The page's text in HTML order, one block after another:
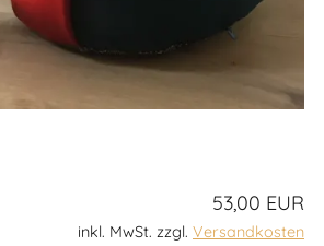
53,00 EUR
inkl. MwSt. zzgl. Versandkosten